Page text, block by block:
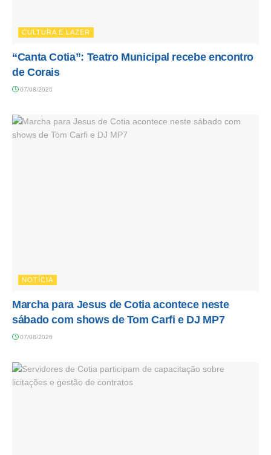
CULTURA E LAZER
“Canta Cotia”: Teatro Municipal recebe encontro
de Corais
07/08/2026
NOTÍCIA
Marcha para Jesus de Cotia acontece neste
sábado com shows de Tom Carfi e DJ MP7
07/08/2026